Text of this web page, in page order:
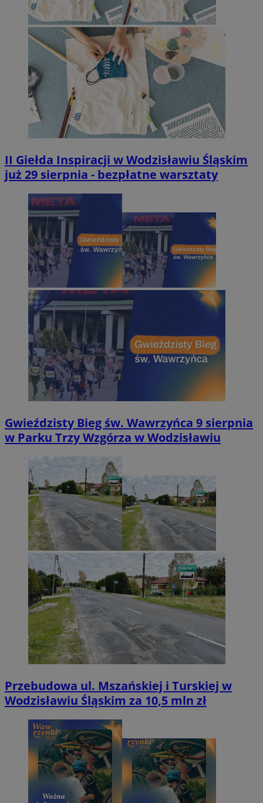
II Giełda Inspiracji w Wodzisławiu Śląskim
już 29 sierpnia - bezpłatne warsztaty
Gwieździsty Bieg św. Wawrzyńca 9 sierpnia
w Parku Trzy Wzgórza w Wodzisławiu
Przebudowa ul. Mszańskiej i Turskiej w
Wodzisławiu Śląskim za 10,5 mln zł